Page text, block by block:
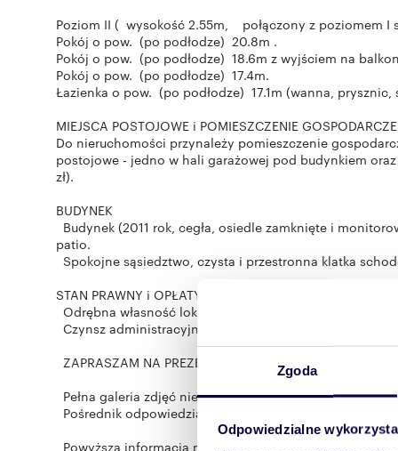
Zgoda
Odpowiedzialne
Poziom II ( wysokość 2.55m, połączony z poziomem
Pokój o pow. (po podłodze) 20.8m .
Pokój o pow. (po podłodze) 18.6m z wyjściem na
Pokój o pow. (po podłodze) 17.4m.
Łazienka o pow. (po podłodze) 17.1m (wanna,
MIEJSCA POSTOJOWE i POMIESZCZENIE
Do nieruchomości przynależy pomieszczenie
postojowe - jedno w hali garażowej pod budynkiem
zł).
BUDYNEK
Budynek (2011 rok, cegła, osiedle zamknięte i
patio.
Spokojne sąsiedztwo, czysta i przestronna klatka
STAN PRAWNY i OPŁATY EKSPLOATACYJNE
Odrębna własność lokalu, własność gruntu pod
Czynsz administracyjny 1682.32 PLN (zawiera
ZAPRASZAM NA PREZENTACJĘ NIERUCHOMOŚCI!
Pełna galeria zdjęć nieruchomości na stronie www
Pośrednik odpowiedzialny: Marcin Daszkiewicz 504-
Powyższa informacja nie stanowi oferty w rozumieniu